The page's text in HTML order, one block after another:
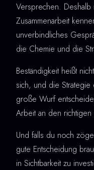
Versprechen.
Zusammenarbeit
unverbindliches
die Chemie und die
Beständigkeit heißt
sich, und die
große Wurf
Arbeit an den richtigen
Und falls du noch
gute Entscheidung
in Sichtbarkeit zu